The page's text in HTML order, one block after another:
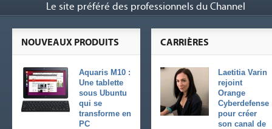
Le site préféré des professionnels du Channel
CARRIÈRES
Laetitia Varin
rejoint
Orange
Cyberdefense
pour créer
son canal de
NOUVEAUX PRODUITS
Aquaris M10 :
Une tablette
sous Ubuntu
qui se
transforme en
PC